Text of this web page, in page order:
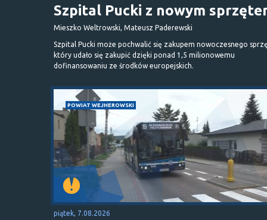
Szpital Pucki z nowym
Mieszko Weltrowski, Mateusz Paderewski
Szpital Pucki może pochwalić się zakupem nowoczesnego
który udało się zakupić dzięki ponad 1,5 milionowemu
dofinansowaniu ze środków europejskich.
POWIAT WEJHEROWSKI
piątek, 7.08.2026